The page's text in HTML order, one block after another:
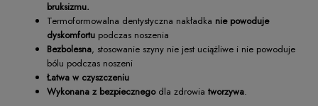
bruksizmu.
Termoformowalna dentystyczna nakładka nie powoduje
dyskomfortu podczas noszenia
Bezbolesna, stosowanie szyny nie jest uciążliwe i nie powoduje
bólu podczas noszeni
Łatwa w czyszczeniu
Wykonana z bezpiecznego dla zdrowia tworzywa.